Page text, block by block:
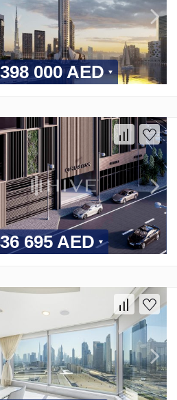
000 AED
695 AED